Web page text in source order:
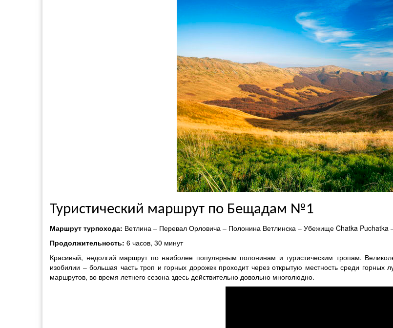
Туристический маршрут по Бещадам №1
Маршрут турпохода: Ветлина – Перевал Орловича – Полонина Ветлинска – Убежище Chatka Puchatka
Продолжительность: 6 часов, 30 минут
Красивый, недолгий маршрут по наиболее популярным полонинам и туристическим тропам.
изобилии – большая часть троп и горных дорожек проходит через открытую местность среди горных
маршрутов, во время летнего сезона здесь действительно довольно многолюдно.